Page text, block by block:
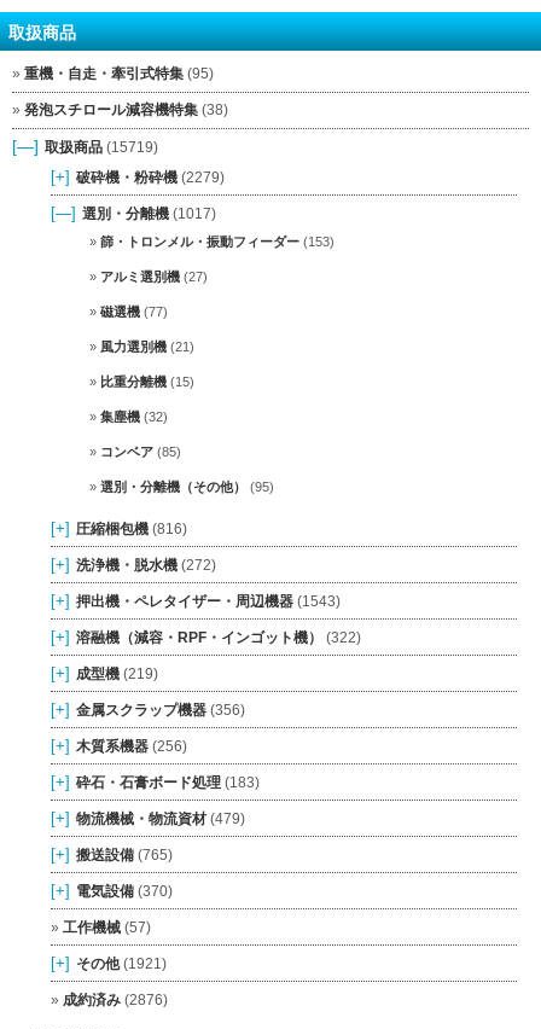
取扱商品
重機・自走・牽引式特集 (95)
発泡スチロール減容機特集 (38)
[—] 取扱商品 (15719)
[+] 破砕機・粉砕機 (2279)
[—] 選別・分離機 (1017)
篩・トロンメル・振動フィーダー (153)
アルミ選別機 (27)
磁選機 (77)
風力選別機 (21)
比重分離機 (15)
集塵機 (32)
コンベア (85)
選別・分離機（その他） (95)
[+] 圧縮梱包機 (816)
[+] 洗浄機・脱水機 (272)
[+] 押出機・ペレタイザー・周辺機器 (1543)
[+] 溶融機（減容・RPF・インゴット機） (322)
[+] 成型機 (219)
[+] 金属スクラップ機器 (356)
[+] 木質系機器 (256)
[+] 砕石・石膏ボード処理 (183)
[+] 物流機械・物流資材 (479)
[+] 搬送設備 (765)
[+] 電気設備 (370)
工作機械 (57)
[+] その他(1921)
成約済み (2876)